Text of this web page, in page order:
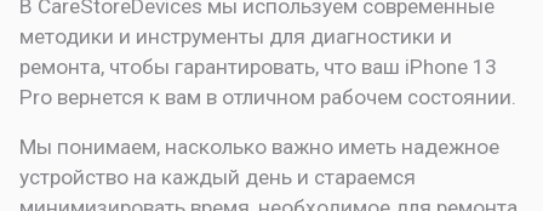
В CareStoreDevices мы используем современные
методики и инструменты для диагностики и
ремонта, чтобы гарантировать, что ваш iPhone 13
Pro вернется к вам в отличном рабочем состоянии.
Мы понимаем, насколько важно иметь надежное
устройство на каждый день и стараемся